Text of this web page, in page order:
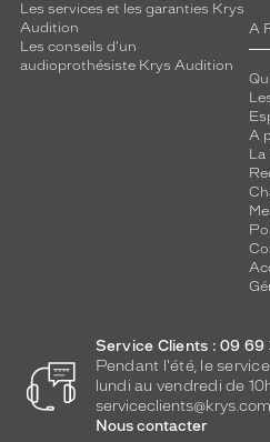
Les services et les garanties Krys
Audition
Les conseils d'un
audioprothésiste Krys Audition
A
A
Service Clients : 09
Pendant l'été, le
lundi au vendredi de
serviceclients@krys.com
Nous contacter